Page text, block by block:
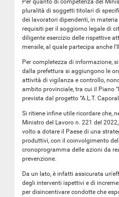
Per quanto di competenza del
pluralità di soggetti titolari di
dei lavoratori dipendenti, in
requisiti per il soggiorno legale di
diligente esercizio delle rispettive
mensile, al quale partecipa anche
Per completezza di informazione,
dalla prefettura si aggiungono le
attività di vigilanza e controllo,
ambito provinciale, tra cui il Piano
prevista dal progetto “A.L.T.
Si ritiene infine utile ricordare che,
Ministro del Lavoro n. 221 del
volto a dotare il Paese di una
produttivi, con il coinvolgimento
cronoprogramma delle azioni da
prevenzione.
Da un lato, è infatti assicurata
degli interventi ispettivi e di
per disincentivare condotte che